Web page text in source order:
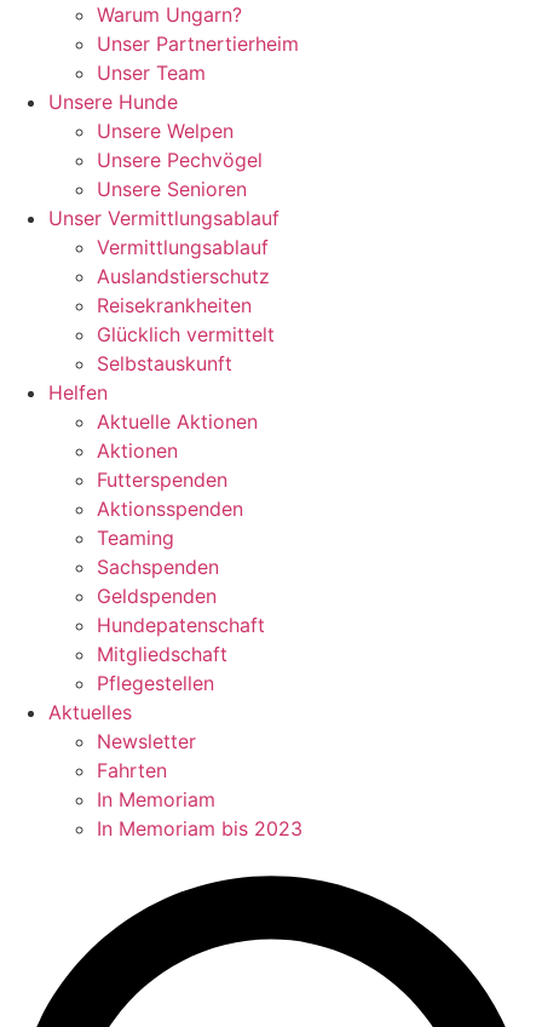
Warum Ungarn?
Unser Partnertierheim
Unser Team
Unsere Hunde
Unsere Welpen
Unsere Pechvögel
Unsere Senioren
Unser Vermittlungsablauf
Vermittlungsablauf
Auslandstierschutz
Reisekrankheiten
Glücklich vermittelt
Selbstauskunft
Helfen
Aktuelle Aktionen
Aktionen
Futterspenden
Aktionsspenden
Teaming
Sachspenden
Geldspenden
Hundepatenschaft
Mitgliedschaft
Pflegestellen
Aktuelles
Newsletter
Fahrten
In Memoriam
In Memoriam bis 2023